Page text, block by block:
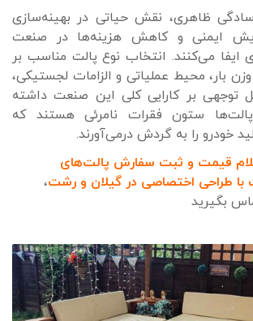
سادگی ظاهری، نقش حیاتی در بهینه‌سازی
ایمنی و کاهش هزینه‌ها در صنعت
ایفا می‌کنند. انتخاب نوع پالت مناسب بر
بار، محیط عملیاتی و الزامات لجستیکی،
توجهی بر کارایی کلی این صنعت داشته
ستون فقرات نامرئی هستند که
خودرو را به گردش درمی‌آورند.
قیمت و ثبت سفارش پالت‌های
با طراحی اختصاصی در گیلان و رشت،
بگیرید